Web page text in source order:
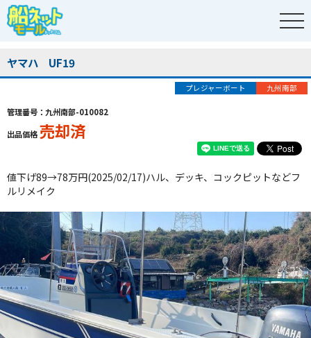
ヤマハ UF19
プレジャーボート 九州南部
管理番号：九州南部-010082
出品価格売却済
値下げ89→78万円(2025/02/17)ハル、デッキ、コックピットなどフ
ルリメイク